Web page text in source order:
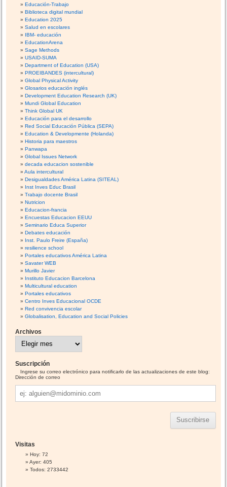
Educación-Trabajo
Biblioteca digital mundial
Education 2025
Salud en escolares
IBM- educación
EducationArena
Sage Methods
USAID-SUMA
Department of Education (USA)
PROEIBANDES (intercultural)
Global Physical Activity
Glosarios educación inglés
Development Education Research (UK)
Mundi Global Education
Think Global UK
Educación para el desarrollo
Red Social Educación Pública (SEPA)
Education & Developmente (Holanda)
Historia para maestros
Panwapa
Global Issues Network
decada educacion sostenible
Aula intercultural
Desigualdades América Latina (SITEAL)
Inst Inves Educ Brasil
Trabajo docente Brasil
Nutricion
Educacion-francia
Encuestas Educacion EEUU
Seminario Educa Superior
Debates educación
Inst. Paulo Freire (España)
resilience school
Portales educativos América Latina
Savater WEB
Murillo Javier
Instituto Educacion Barcelona
Multicultural education
Portales educativos
Centro Inves Educacional OCDE
Red convivencia escolar
Globalisation, Education and Social Policies
Archivos
h
v
Suscripción
Ingrese su correo electrónico para notificarlo de las actualizaciones de este blog:
Dirección de correo
Dirección
de
correo
Visitas
Hoy: 72
Ayer: 405
Todos: 2733442